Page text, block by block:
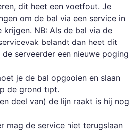
dit heet een voetfout. Je
om de bal via een service in
krijgen. NB: Als de bal via de
belandt dan heet dit
de serveerder een nieuwe poging
je de bal opgooien en slaan
de grond tipt.
deel van) de lijn raakt is hij nog
mag de service niet terugslaan